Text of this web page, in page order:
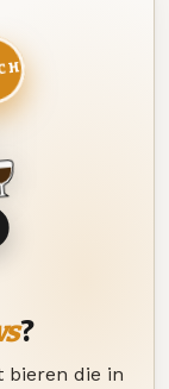
?
bieren die in